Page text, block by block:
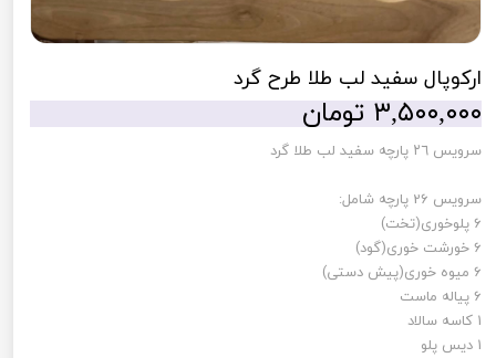
اركوپال سفيد لب طلا طرح گرد
۳,۵۰۰,۰۰۰ تومان
سرويس ٢٦ پارچه سفيد لب طلا گرد
سرویس 26 پارچه شامل:
6 پلوخوری(تخت)
6 خورشت خوری(گود)
6 میوه خوری(پیش دستی)
6 پیاله ماست
1 کاسه سالاد
1 دیس پلو